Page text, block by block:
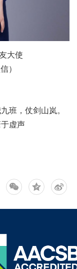
大使
）
班，仗剑山岚。
虚声